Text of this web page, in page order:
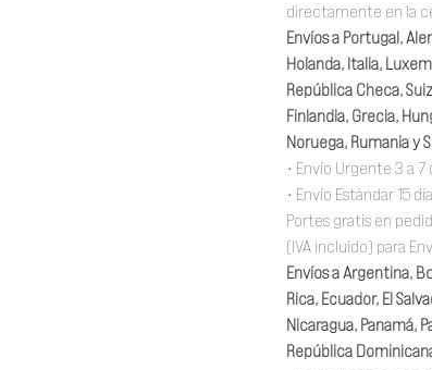
directamente en la
Envíos a Portugal,
Holanda, Italia,
República Checa,
Finlandia, Grecia,
Noruega, Rumania y
• Envío Urgente 3 a
• Envío Estándar 15
Portes gratis en
(IVA incluido) para
Envíos a Argentina,
Rica, Ecuador, El
Nicaragua, Panamá,
República